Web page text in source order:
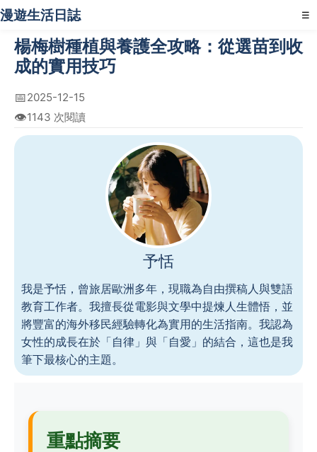
漫遊生活日誌 ☰
楊梅樹種植與養護全攻略：從選苗到收
成的實用技巧
📅2025-12-15
👁️1143 次閱讀
予恬
我是予恬，曾旅居歐洲多年，現職為自由撰稿人與雙語
教育工作者。我擅長從電影與文學中提煉人生體悟，並
將豐富的海外移民經驗轉化為實用的生活指南。我認為
女性的成長在於「自律」與「自愛」的結合，這也是我
筆下最核心的主題。
重點摘要